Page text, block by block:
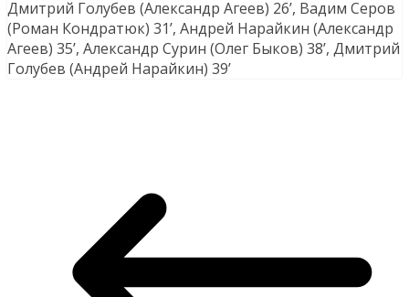
Дмитрий Голубев (Александр Агеев) 26’, Вадим Серов
(Роман Кондратюк) 31’, Андрей Нарайкин (Александр
Агеев) 35’, Александр Сурин (Олег Быков) 38’, Дмитрий
Голубев (Андрей Нарайкин) 39’